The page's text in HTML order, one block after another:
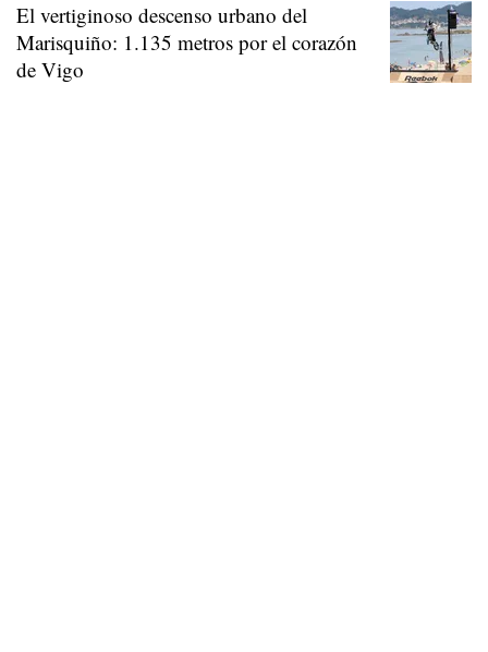
El vertiginoso descenso urbano del
Marisquiño: 1.135 metros por el corazón
de Vigo